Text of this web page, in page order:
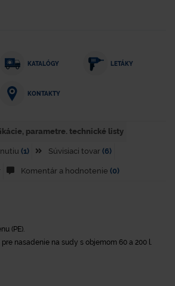
KATALÓGY LETÁKY
KONTAKTY
parametre. technické listy
(1) Súvisiaci tovar (6)
Komentár a hodnotenie (0)
(PE).
nasadenie na sudy s objemom 60 a 200 l.